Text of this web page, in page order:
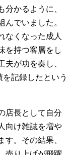
分かるように、
でいました。
なくなった成人
を持つ客層をし
夫が功を奏し、
記録したという
店長として自分
向け雑誌を増や
。その結果、